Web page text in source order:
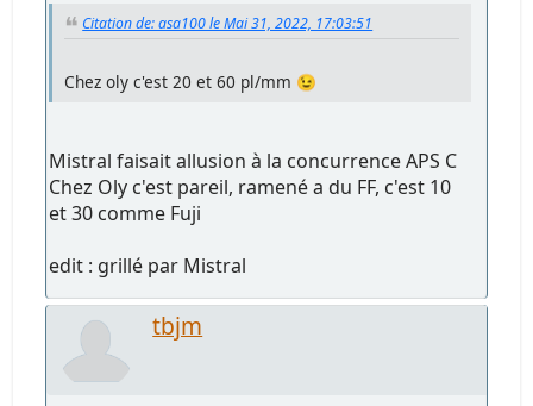
Citation de: asa100 le Mai 31, 2022, 17:03:51
Chez oly c'est 20 et 60 pl/mm 😉
Mistral faisait allusion à la concurrence APS C
Chez Oly c'est pareil, ramené a du FF, c'est 10
et 30 comme Fuji
edit : grillé par Mistral
tbjm